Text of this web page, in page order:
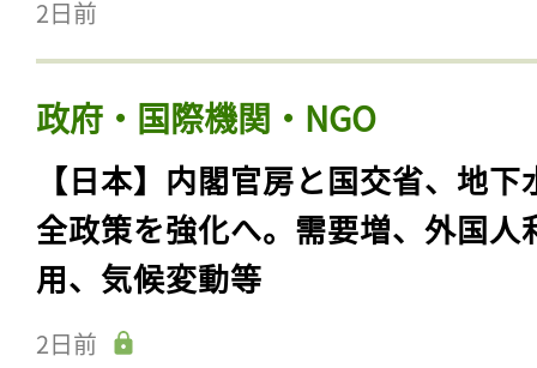
2日前
政府・国際機関・NGO
【日本】内閣官房と国交省、地下
全政策を強化へ。需要増、外国人
用、気候変動等
2日前